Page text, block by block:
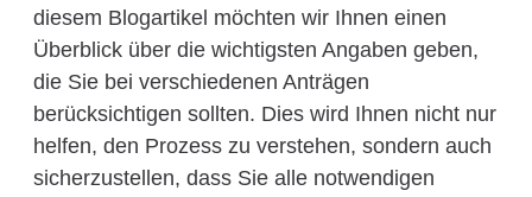
diesem Blogartikel möchten wir Ihnen einen
Überblick über die wichtigsten Angaben geben,
die Sie bei verschiedenen Anträgen
berücksichtigen sollten. Dies wird Ihnen nicht nur
helfen, den Prozess zu verstehen, sondern auch
sicherzustellen, dass Sie alle notwendigen